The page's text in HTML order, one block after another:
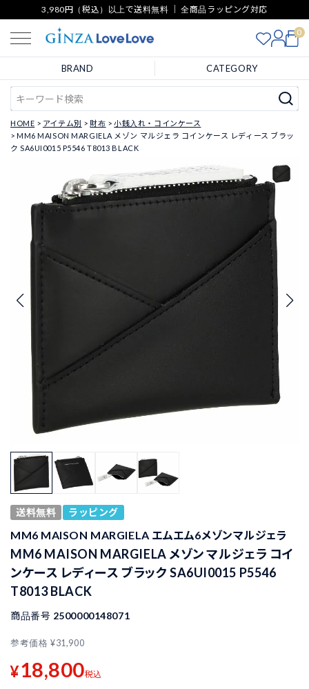
3,980円（税込）以上で送料無料 ｜ 全商品ラッピング対応
0
BRAND CATEGORY
HOME アイテム別 財布
小銭入れ・コインケース
MM6 MAISON MARGIELA メゾン マルジェラ コインケース レディース ブラッ
ク SA6UI0015 P5546 T8013 BLACK
送料無料 ラッピング
MM6 MAISON MARGIELA エムエム6メゾンマルジェラ
MM6 MAISON MARGIELA メゾン マルジェラ コイ
ンケース レディース ブラック SA6UI0015 P5546
T8013 BLACK
商品番号 2500000148071
参考価格 ¥31,900
¥18,800税込